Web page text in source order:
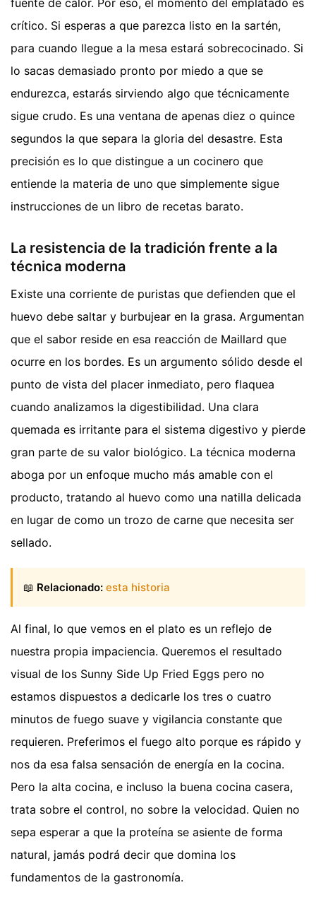
fuente de calor. Por eso, el momento del emplatado es
crítico. Si esperas a que parezca listo en la sartén,
para cuando llegue a la mesa estará sobrecocinado. Si
lo sacas demasiado pronto por miedo a que se
endurezca, estarás sirviendo algo que técnicamente
sigue crudo. Es una ventana de apenas diez o quince
segundos la que separa la gloria del desastre. Esta
precisión es lo que distingue a un cocinero que
entiende la materia de uno que simplemente sigue
instrucciones de un libro de recetas barato.
La resistencia de la tradición frente a la
técnica moderna
Existe una corriente de puristas que defienden que el
huevo debe saltar y burbujear en la grasa. Argumentan
que el sabor reside en esa reacción de Maillard que
ocurre en los bordes. Es un argumento sólido desde el
punto de vista del placer inmediato, pero flaquea
cuando analizamos la digestibilidad. Una clara
quemada es irritante para el sistema digestivo y pierde
gran parte de su valor biológico. La técnica moderna
aboga por un enfoque mucho más amable con el
producto, tratando al huevo como una natilla delicada
en lugar de como un trozo de carne que necesita ser
sellado.
📖 Relacionado: esta historia
Al final, lo que vemos en el plato es un reflejo de
nuestra propia impaciencia. Queremos el resultado
visual de los Sunny Side Up Fried Eggs pero no
estamos dispuestos a dedicarle los tres o cuatro
minutos de fuego suave y vigilancia constante que
requieren. Preferimos el fuego alto porque es rápido y
nos da esa falsa sensación de energía en la cocina.
Pero la alta cocina, e incluso la buena cocina casera,
trata sobre el control, no sobre la velocidad. Quien no
sepa esperar a que la proteína se asiente de forma
natural, jamás podrá decir que domina los
fundamentos de la gastronomía.